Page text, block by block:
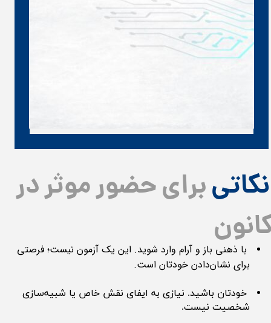
برای حضور موثر در
با ذهنی باز و آرام وارد شوید. این یک آزمون نیست؛ فرصتی
برای نشان‌دادن خودتان است.
خودتان باشید. نیازی به ایفای نقش خاص یا شبیه‌سازی
شخصیت نیست.